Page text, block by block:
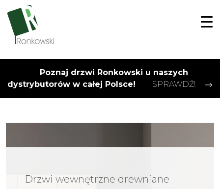
Poznaj drzwi Ronkowski u naszych
dystrybutorów w całej Polsce!
SPRAWDŹ!
Drzwi wewnętrzne drewniane